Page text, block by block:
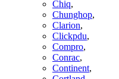
Chiq,
Chunghop,
Clarion,
Clickpdu,
Compro,
Conrac,
Continent,